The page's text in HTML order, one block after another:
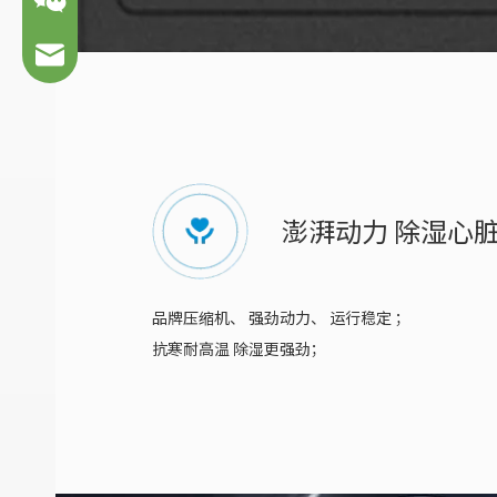
澎湃动力 除湿心
品牌压缩机、 强劲动力、 运行稳定 ；
抗寒耐高温 除湿更强劲；
65870247@qq.com